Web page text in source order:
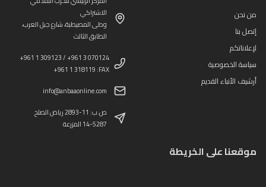
من نحن
إتصل بنا
لإعلاناتكم
سياسة الخصوصية
أرشيف الأنباء القديم
الاشتراكي
وطى المصيطبة، شارع جبل العرب،
الطابق الثالث
+961 1 309123 / +961 3 070124
+961 1 318119 :FAX
info@anbaaonline.com
ص.ب: 11-2893 رياض الصلح
14-5287 المزرعة
موقعنا على الخريطة